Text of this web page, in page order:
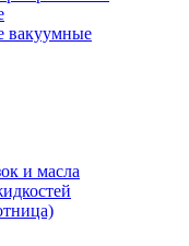
вакуумные
и масла